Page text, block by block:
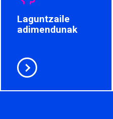
Laguntzaile
adimendunak